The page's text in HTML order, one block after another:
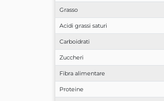
Grasso
Acidi grassi saturi
Carboidrati
Zuccheri
Fibra alimentare
Proteine